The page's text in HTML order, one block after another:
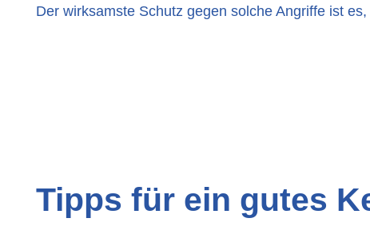
Der wirksamste Schutz gegen solche Angriffe ist
Tipps für ein gutes